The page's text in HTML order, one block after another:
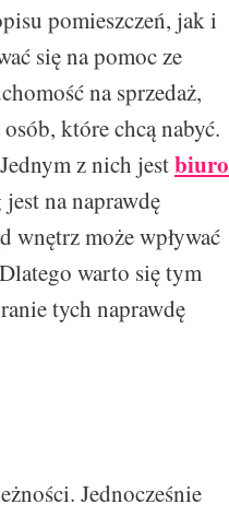
pomieszczeń, jak i
się na pomoc ze
na sprzedaż,
które chcą nabyć.
z nich jestbiuro
na naprawdę
może wpływać
warto się tym
tych naprawdę
Jednocześnie